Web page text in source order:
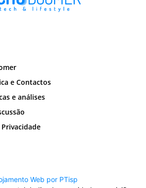
e Contactos
e análises
Web por PTisp